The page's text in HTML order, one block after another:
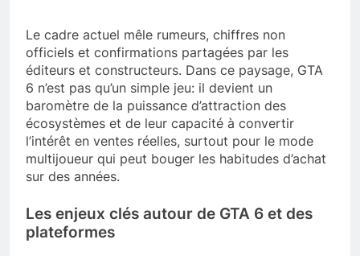
Le cadre actuel mêle rumeurs, chiffres non
officiels et confirmations partagées par les
éditeurs et constructeurs. Dans ce paysage, GTA
6 n’est pas qu’un simple jeu: il devient un
baromètre de la puissance d’attraction des
écosystèmes et de leur capacité à convertir
l’intérêt en ventes réelles, surtout pour le mode
multijoueur qui peut bouger les habitudes d’achat
sur des années.
Les enjeux clés autour de GTA 6 et des
plateformes